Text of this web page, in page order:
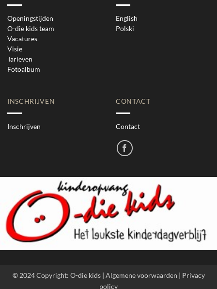
Openingstijden
O-die kids team
Vacatures
Visie
Tarieven
Fotoalbum
English
Polski
INSCHRIJVEN
Inschrijven
CONTACT
Contact
© 2024 Copyright: O-die kids | Algemene voorwaarden | Privacy
policy